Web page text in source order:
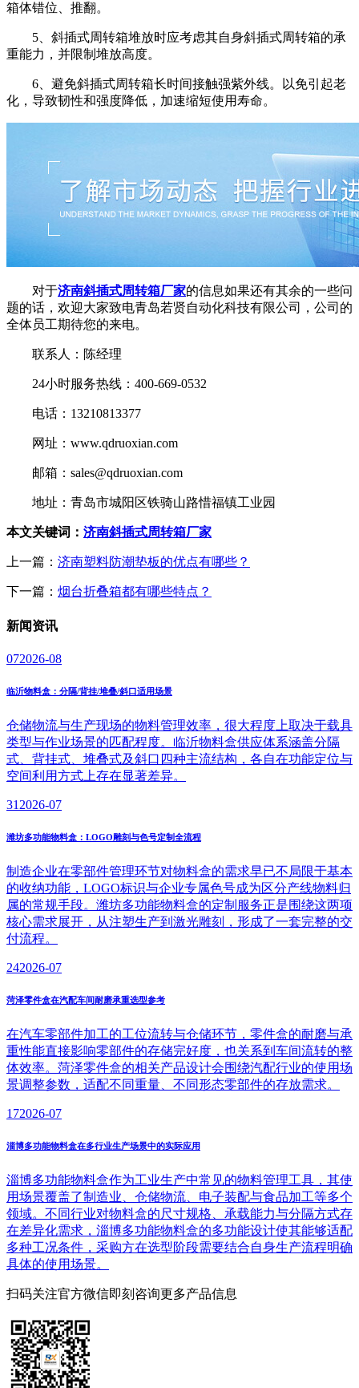
箱体错位、推翻。
5、斜插式周转箱堆放时应考虑其自身斜插式周转箱的承
重能力，并限制堆放高度。
6、避免斜插式周转箱长时间接触强紫外线。以免引起老
化，导致韧性和强度降低，加速缩短使用寿命。
对于济南斜插式周转箱厂家的信息如果还有其余的一些问
题的话，欢迎大家致电青岛若贤自动化科技有限公司，公司的
全体员工期待您的来电。
联系人：陈经理
24小时服务热线：400-669-0532
电话：13210813377
网址：www.qdruoxian.com
邮箱：sales@qdruoxian.com
地址：青岛市城阳区铁骑山路惜福镇工业园
本文关键词： 济南斜插式周转箱厂家
上一篇： 济南塑料防潮垫板的优点有哪些？
下一篇： 烟台折叠箱都有哪些特点？
新闻资讯
072026-08
临沂物料盒：分隔/背挂/堆叠/斜口适用场景
仓储物流与生产现场的物料管理效率，很大程度上取决于载具
类型与作业场景的匹配程度。临沂物料盒供应体系涵盖分隔
式、背挂式、堆叠式及斜口四种主流结构，各自在功能定位与
空间利用方式上存在显著差异。
31 2026-07
潍坊多功能物料盒：LOGO雕刻与色号定制全流程
制造企业在零部件管理环节对物料盒的需求早已不局限于基本
的收纳功能，LOGO标识与企业专属色号成为区分产线物料归
属的常规手段。潍坊多功能物料盒的定制服务正是围绕这两项
核心需求展开，从注塑生产到激光雕刻，形成了一套完整的交
付流程。
242026-07
菏泽零件盒在汽配车间耐磨承重选型参考
在汽车零部件加工的工位流转与仓储环节，零件盒的耐磨与承
重性能直接影响零部件的存储完好度，也关系到车间流转的整
体效率。菏泽零件盒的相关产品设计会围绕汽配行业的使用场
景调整参数，适配不同重量、不同形态零部件的存放需求。
172026-07
淄博多功能物料盒在多行业生产场景中的实际应用
淄博多功能物料盒作为工业生产中常见的物料管理工具，其使
用场景覆盖了制造业、仓储物流、电子装配与食品加工等多个
领域。不同行业对物料盒的尺寸规格、承载能力与分隔方式存
在差异化需求，淄博多功能物料盒的多功能设计使其能够适配
多种工况条件，采购方在选型阶段需要结合自身生产流程明确
具体的使用场景。
扫码关注官方微信即刻咨询更多产品信息